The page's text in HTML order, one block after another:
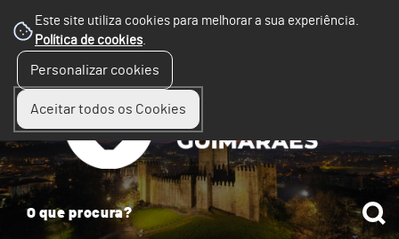
Este site utiliza cookies para melhorar a sua experiência.
Política de cookies.
Personalizar cookies
Aceitar todos os Cookies